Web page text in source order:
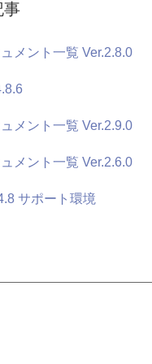
ュメント一覧 Ver.2.8.0
ュメント一覧 Ver.2.9.0
ュメント一覧 Ver.2.6.0
サポート環境